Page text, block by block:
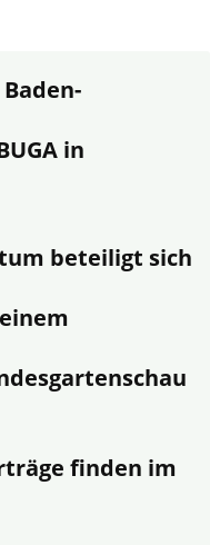
in
beteiligt sich
finden im